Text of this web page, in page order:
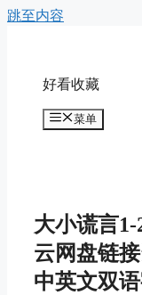
跳至内容
好看收藏
菜单
大小谎言
云网盘链
中英文双语